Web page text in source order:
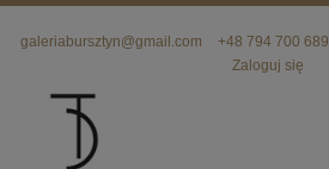
galeriabursztyn@gmail.com +48 794 700 689
Zaloguj się